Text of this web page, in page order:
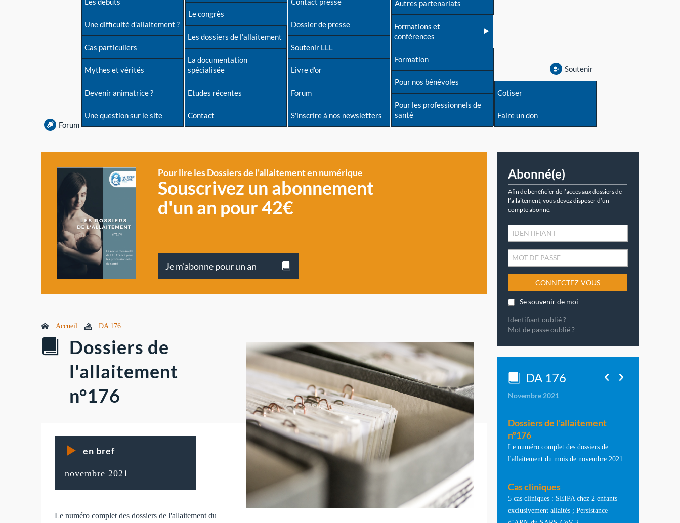
Forum
Une difficulté d'allaitement ?
Cas particuliers
Mythes et vérités
Devenir animatrice ?
Une question sur le site
Le congrès
Les dossiers de l'allaitement
La documentation
spécialisée
Etudes récentes
Contact
Dossier de presse
Soutenir LLL
Livre d'or
Forum
S'inscrire à nos newsletters
Autres partenariats
Formations et
conférences
Formation
Pour nos bénévoles
Pour les professionnels de
santé
Soutenir
Cotiser
Faire un don
Pour lire les Dossiers de l'allaitement en numérique
Souscrivez un abonnement
d'un an pour 42€
Je m'abonne pour un an
Accueil DA 176
Dossiers de
l'allaitement
n°176
en bref
novembre 2021
Le numéro complet des dossiers de l'allaitement du
Abonné(e)
Afin de bénéficier de l’accès aux dossiers de
l’allaitement, vous devez disposer d’un
compte abonné.
CONNECTEZ-VOUS
Se souvenir de moi
Identifiant oublié ?
Mot de passe oublié ?
DA 176
Novembre 2021
Dossiers de l'allaitement
n°176
Le numéro complet des dossiers de
l'allaitement du mois de novembre 2021.
Cas cliniques
5 cas cliniques : SEIPA chez 2 enfants
exclusivement allaités ; Persistance